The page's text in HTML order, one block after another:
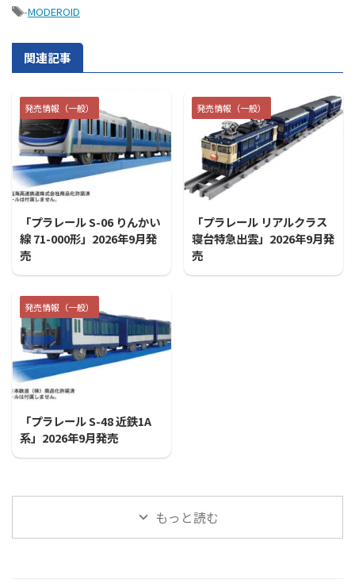
-MODEROID
関連記事
発売情報（一般）
「プラレール S-06 りんかい
線 71-000形」2026年9月発
売
発売情報（一般）
「プラレール リアルクラス
寝台特急出雲」2026年9月発
売
発売情報（一般）
「プラレール S-48 近鉄1A
系」2026年9月発売
もっと読む